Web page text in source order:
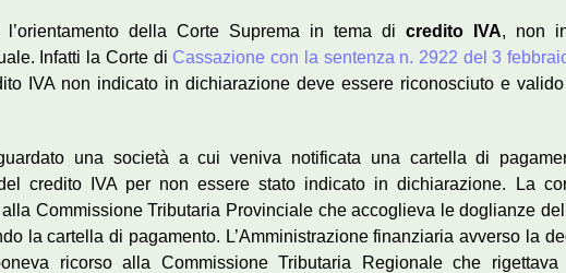
l’orientamento della Corte Suprema in tema di credito IVA, non
Infatti la Corte di Cassazione con la sentenza n. 2922 del 3
IVA non indicato in dichiarazione deve essere riconosciuto e
una società a cui veniva notificata una cartella di
credito IVA per non essere stato indicato in dichiarazione. La
Commissione Tributaria Provinciale che accoglieva le doglianze
la cartella di pagamento. L’Amministrazione finanziaria avverso la
ricorso alla Commissione Tributaria Regionale che